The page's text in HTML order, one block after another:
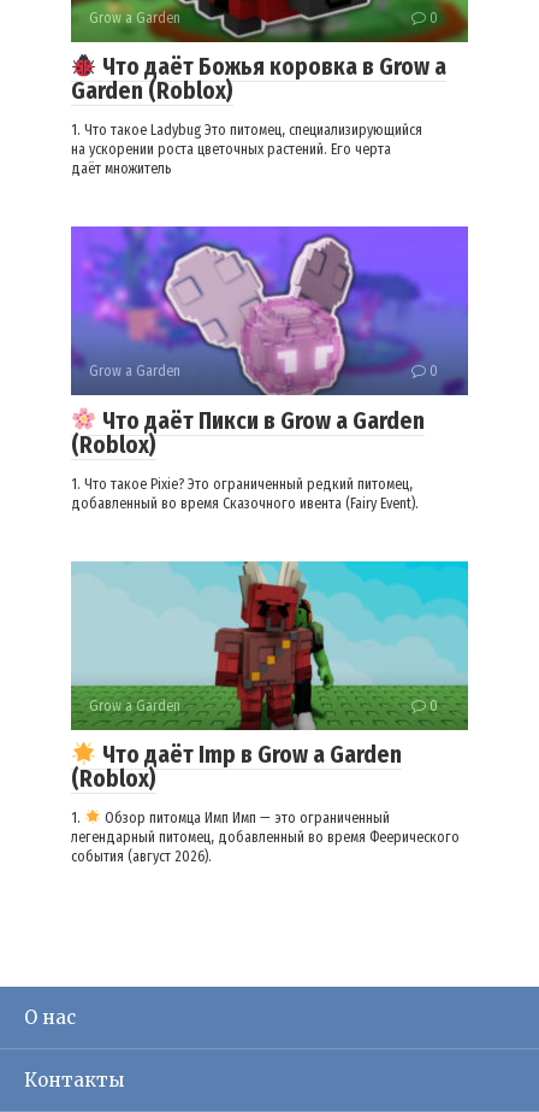
Grow a Garden 0
Что даёт Божья коровка в Grow a
Garden (Roblox)
1. Что такое Ladybug Это питомец, специализирующийся
на ускорении роста цветочных растений. Его черта
даёт множитель
Grow a Garden 0
Что даёт Пикси в Grow a Garden
(Roblox)
1. Что такое Pixie? Это ограниченный редкий питомец,
добавленный во время Сказочного ивента (Fairy Event).
Grow a Garden 0
Что даёт Imp в Grow a Garden
(Roblox)
1.
Обзор питомца Имп Имп — это ограниченный
легендарный питомец, добавленный во время Феерического
события (август 2026).
О нас
Контакты